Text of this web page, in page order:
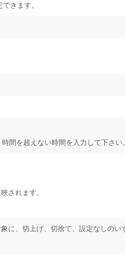
きます。
間を超えない時間を入力して下さい
されます。
に、切上げ、切捨て、設定なしのい